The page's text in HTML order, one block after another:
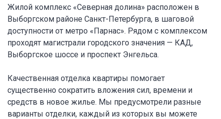
Жилой комплекс «Северная долина» расположен в
Выборгском районе Санкт-Петербурга, в шаговой
доступности от метро «Парнас». Рядом с комплексом
проходят магистрали городского значения — КАД,
Выборгское шоссе и проспект Энгельса.
Качественная отделка квартиры помогает
существенно сократить вложения сил, времени и
средств в новое жилье. Мы предусмотрели разные
варианты отделки, каждый из которых вы можете